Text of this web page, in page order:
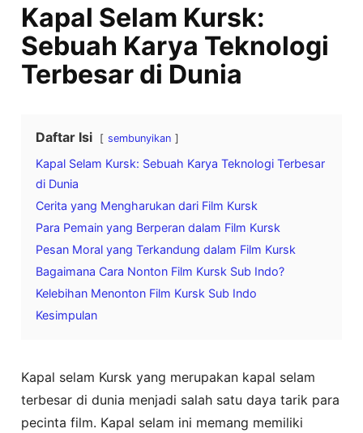
Kapal Selam Kursk:
Sebuah Karya Teknologi
Terbesar di Dunia
Daftar Isi sembunyikan
Kapal Selam Kursk: Sebuah Karya Teknologi Terbesar
di Dunia
Cerita yang Mengharukan dari Film Kursk
Para Pemain yang Berperan dalam Film Kursk
Pesan Moral yang Terkandung dalam Film Kursk
Bagaimana Cara Nonton Film Kursk Sub Indo?
Kelebihan Menonton Film Kursk Sub Indo
Kesimpulan
Kapal selam Kursk yang merupakan kapal selam
terbesar di dunia menjadi salah satu daya tarik para
pecinta film. Kapal selam ini memang memiliki